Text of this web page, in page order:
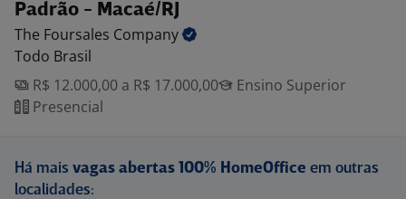
Padrão - Macaé/RJ
The Foursales Company
Todo Brasil
R$ 12.000,00 a R$ 17.000,00
Ensino Superior
Presencial
Há mais vagas abertas 100% HomeOffice em outras
localidades: